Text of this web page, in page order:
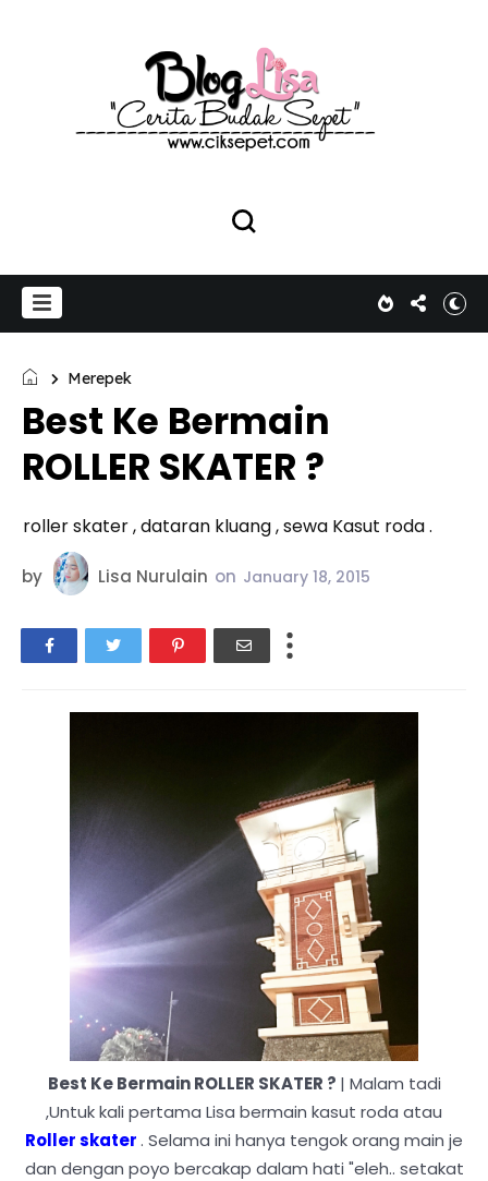
Merepek
Best Ke Bermain
ROLLER SKATER ?
roller skater , dataran kluang , sewa Kasut roda .
by Lisa Nurulain on January 18, 2015
Best Ke Bermain ROLLER SKATER ? | Malam tadi
,Untuk kali pertama Lisa bermain kasut roda atau
Roller skater. Selama ini hanya tengok orang main je
dan dengan poyo bercakap dalam hati "eleh.. setakat